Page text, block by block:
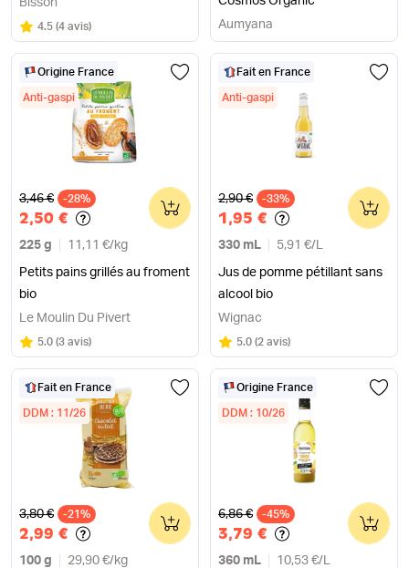
Bisson
Note
4.5 sur 5
(4 avis) Aumyana
Origine France
Anti-gaspi
Ancien prix
3,46 € -28%
2,50 €
225 g 11,11 €/ kg
Petits pains grillés au froment
bio
0
Le Moulin Du Pivert
Note
5.0 sur 5
(3 avis)
Fait en France
Anti-gaspi
Ancien prix
2,90 € -33%
1,95 €
330 mL 5,91 €/ L
Jus de pomme pétillant sans
alcool bio
0
Wignac
Note
5.0 sur 5
(2 avis)
Fait en France
DDM : 11/26
Ancien prix
3,80 € -21%
2,99 €
100 g 29,90 €/ kg
0
Origine France
DDM : 10/26
Ancien prix
6,86 € -45%
3,79 €
360 mL 10,53 €/ L
0